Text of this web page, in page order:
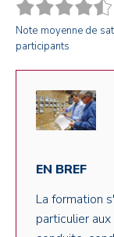
Note moyenne de
participants
EN BREF
La formation
particulier